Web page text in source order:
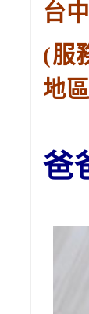
台
(服
地
爸